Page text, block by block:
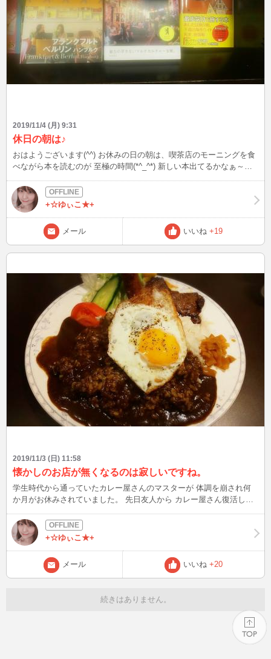
2019/11/4 (月) 9:31
休日の朝は♪
おはようございます(^^) お休みの日の朝は、喫茶店のモーニングを食
べながら本を読むのが 至極の時間(*^_^*) 新しい本出てるかなぁ～？
旅行の本棚へ。 この前テレビでドイツが紹介されていて、行ってみ
たいー！ 行きたいなぁー 買おうかなぁ… 悩んで結果買わずにモーニ+☆ゆぃこ★+
メール いいね +19
2019/11/3 (日) 11:58
懐かしのお店が無くなるのは寂しいですね。
学生時代から通っていたカレー屋さんのマスターが 体調を崩され何
か月がお休みされていました。 先日友人から カレー屋さん復活して
いグルメお店も良いですが、 子供の頃から通っているお店の味は思
い出が詰まっていて 別物ですね(T_T) はぁ～ やっぱり美味しかっ
た！！
+☆ゆぃこ★+
メール いいね +20
続きはありません。